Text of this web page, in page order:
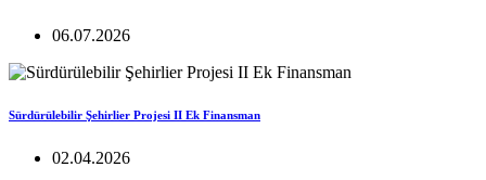
06.07.2026
Sürdürülebilir Şehirlier Projesi II Ek Finansman
02.04.2026